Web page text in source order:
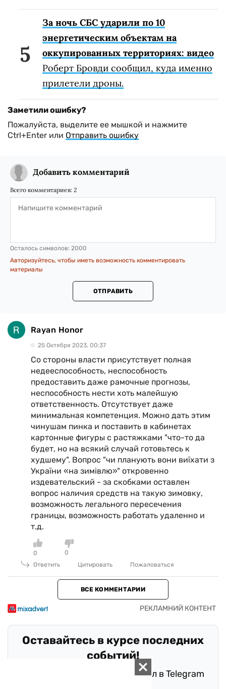
За ночь СБС ударили по 10
энергетическим объектам на
оккупированных территориях: видео
Роберт Бровди сообщил, куда именно
прилетели дроны.
Заметили ошибку?
Пожалуйста, выделите ее мышкой и нажмите
Ctrl+Enter или Отправить ошибку
Добавить комментарий
Всего комментариев: 2
Осталось символов: 2000
Авторизуйтесь, чтобы иметь возможность комментировать
материалы
ОТПРАВИТЬ
Rayan Honor
25 Октября 2023, 00:37
Со стороны власти присутствует полная
недееспособность, неспособность
предоставить даже рамочные прогнозы,
неспособность нести хоть малейшую
ответственность. Отсутствует даже
минимальная компетенция. Можно дать этим
чинушам пинка и поставить в кабинетах
картонные фигуры с растяжками "что-то да
будет, но на всякий случай готовьтесь к
худшему". Вопрос "чи планують вони виїхати з
України «на зимівлю»" откровенно
издевательский - за скобками оставлен
вопрос наличия средств на такую зимовку,
возможность легального пересечения
границы, возможность работать удаленно и
т.д.
0
0
Ответить
Цитировать Пожаловаться
ВСЕ КОММЕНТАРИИ
Оставайтесь в курсе последних
событий!
Подписывайтесь на наш канал в Telegram